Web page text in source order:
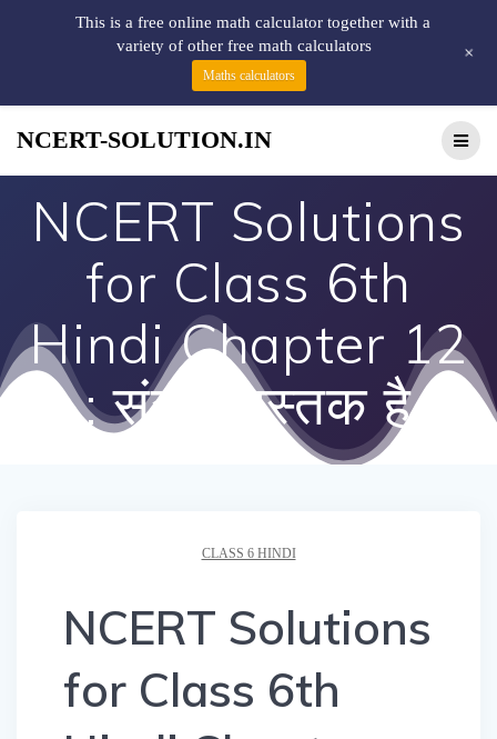
NCERT-SOLUTION.IN
NCERT Solutions
for Class 6th
Hindi Chapter 12
: संसार पुस्तक है
CLASS 6 HINDI
NCERT Solutions
for Class 6th
This is a free online math calculator together with a
variety of other free math calculators
Maths calculators
+